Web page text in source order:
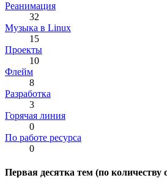
Реанимация
32
Музыка в Linux
15
Проекты
10
Флейм
8
Разработка
3
Горячая линия
0
По работе ресурса
0
Первая десятка тем (по количеству